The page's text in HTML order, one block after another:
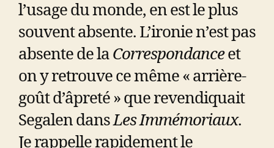
l’usage du monde, en est le plus
souvent absente. L’ironie n’est pas
absente de laCorrespondanceet
on y retrouve ce même « arrière-
goût d’âpreté » que revendiquait
Segalen dansLes Immémoriaux.
Je rappelle rapidement le